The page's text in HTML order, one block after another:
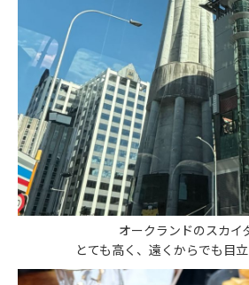
オークランドのスカイ
とても高く、遠くからでも目